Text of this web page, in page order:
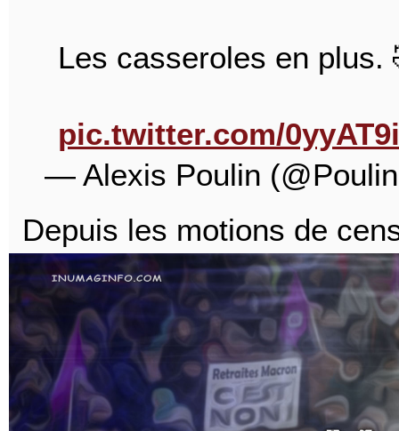
Les casseroles en plus.
pic.twitter.com/
— Alexis Poulin
Depuis les motions de